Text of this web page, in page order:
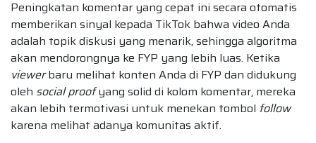
Peningkatan komentar yang cepat ini secara otomatis
memberikan sinyal kepada TikTok bahwa video Anda
adalah topik diskusi yang menarik, sehingga algoritma
akan mendorongnya ke FYP yang lebih luas. Ketika
viewerbaru melihat konten Anda di FYP dan didukung
oleh social proofyang solid di kolom komentar, mereka
akan lebih termotivasi untuk menekan tombol follow
karena melihat adanya komunitas aktif.